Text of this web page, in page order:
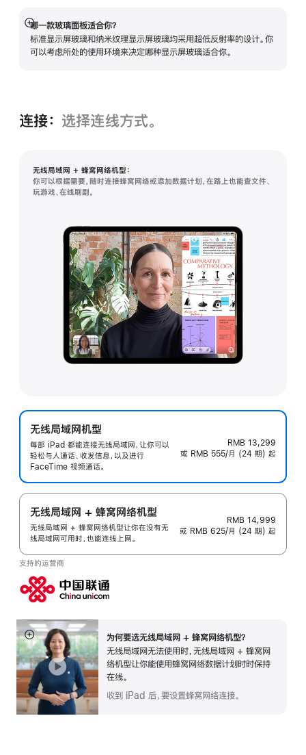
哪一款玻璃面板适合你？
标准显示屏玻璃和纳米纹理显示屏玻璃均采用超低反射率的设计。你
可以考虑所处的使用环境来决定哪种显示屏玻璃适合你。
展
开
连接： 选择连线方式。
无线局域网 + 蜂窝网络机型：
你可以根据需要，随时连接蜂窝网络或添加数据计划，在路上也能查文件、
玩游戏、在线刷剧。
无线局域网机型
每部 iPad 都能连接无线局域网，让你可以
轻松与人通话、收发信息，以及进行
FaceTime 视频通话。
RMB 13,299
或 RMB 555/月 (24 期) 起
无线局域网 + 蜂窝网络机型
无线局域网 + 蜂窝网络机型让你在没有无
线局域网可用时，也能连线上网。
RMB 14,999
或 RMB 625/月 (24 期) 起
支持的运营商
为何要选无线局域网 + 蜂窝网络机型？
无线局域网无法使用时，无线局域网 + 蜂窝网
络机型让你能使用蜂窝网络数据计划时时保持
在线。
收到 iPad 后，要设置蜂窝网络连接。
展
开